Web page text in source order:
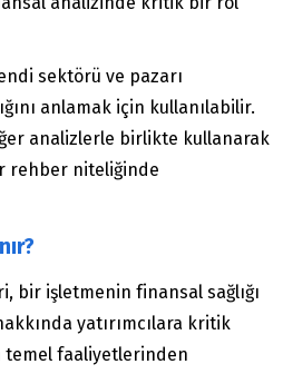
sektörü ve pazarı
anlamak için kullanılabilir.
analizlerle birlikte kullanarak
rehber niteliğinde
bir işletmenin finansal sağlığı
yatırımcılara kritik
faaliyetlerinden